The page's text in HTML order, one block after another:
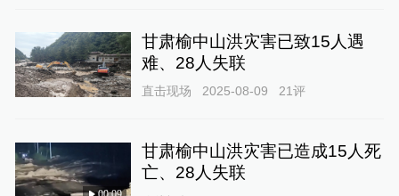
甘肃榆中山洪灾害已致15人遇
难、28人失联
直击现场 2025-08-09 21评
甘肃榆中山洪灾害已造成15人死
亡、28人失联